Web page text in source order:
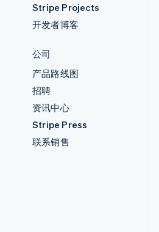
Stripe Projects
开发者博客
公司
产品路线图
招聘
资讯中心
Stripe Press
联系销售